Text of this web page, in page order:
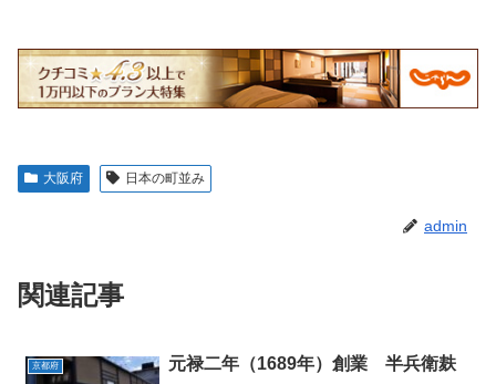
大阪府 日本の町並み
admin
関連記事
京都府 元禄二年（1689年）創業 半兵衛麸